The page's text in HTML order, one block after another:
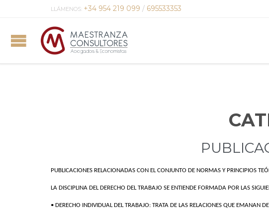
LLÁMENOS: +34 954 219 099 / 695533353
PUBLICACIONES RELACIONADAS CON EL CONJUNTO DE NORMAS Y PRINCIPIOS
LA DISCIPLINA DEL DERECHO DEL TRABAJO SE ENTIENDE FORMADA POR LAS
• DERECHO INDIVIDUAL DEL TRABAJO: TRATA DE LAS RELACIONES QUE EMANAN